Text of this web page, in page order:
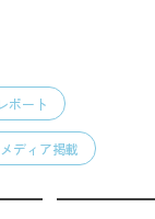
ポート
メディア掲載